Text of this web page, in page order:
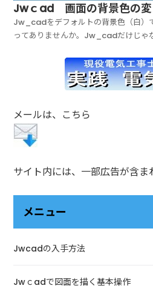
Jwｃad 画面の背景色の
Jw_cadをデフォルトの背景色（白）
ってありませんか。Jw_cadだけじゃ
の影響や、画面を見続けてるうちにド
ン作業は眼にとても負担のかかるもの
メールは、こちら
サイト内には、一部広告が含ま
メニュー
Jwcadの入手方法
Jwｃadで図面を描く基本操作